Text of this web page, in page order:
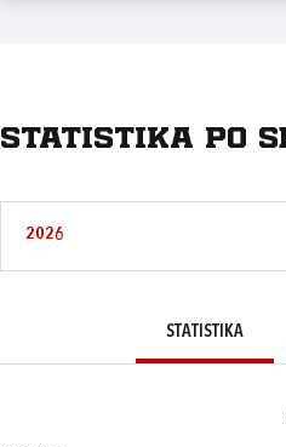
Statistika po
2026
STATISTIKA